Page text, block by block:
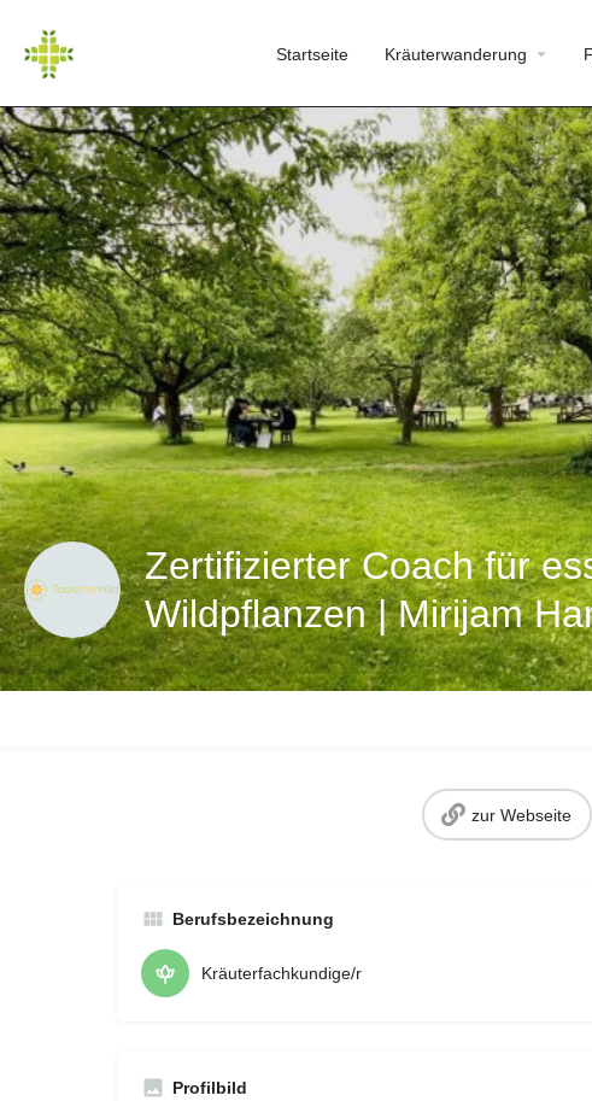
Startseite Kräuterwanderung
Zertifizierter Coach für
Wildpflanzen | Mirijam
zur Webseite
Berufsbezeichnung
Kräuterfachkundige/r
Profilbild